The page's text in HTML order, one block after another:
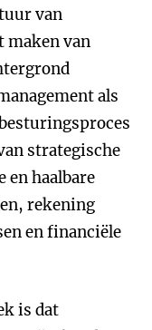
van
maken van
als
strategische
en haalbare
rekening
en financiële
is dat